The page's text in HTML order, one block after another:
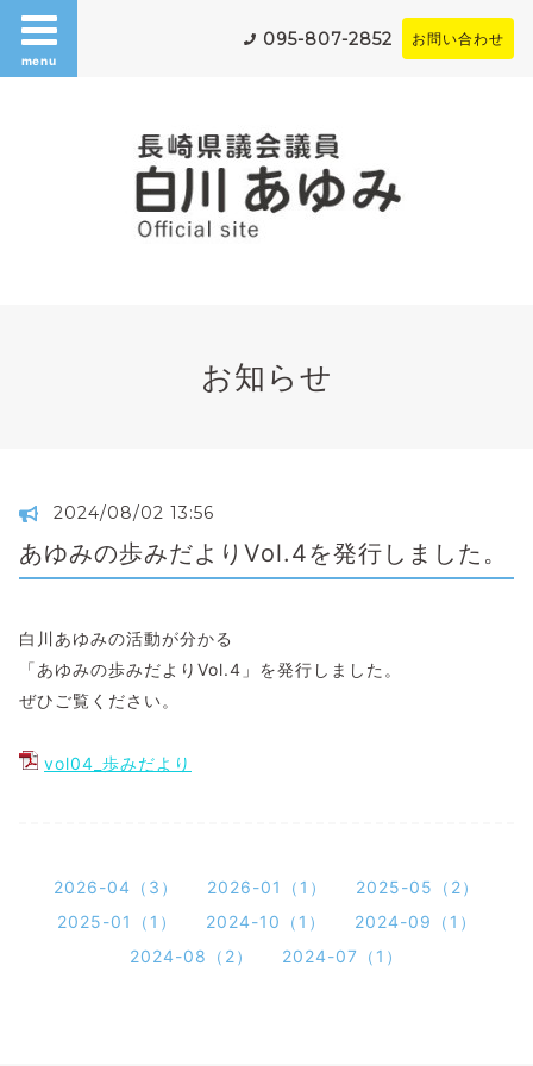
menu
095-807-2852 お問い合わせ
お知らせ
2024/08/02 13:56
あゆみの歩みだよりVol.4を発行しました。
白川あゆみの活動が分かる
「あゆみの歩みだよりVol.4」を発行しました。
ぜひご覧ください。
vol04_歩みだより
2026-04（3） 2026-01（1）
2025-05（2）
2025-01（1）
2024-10（1）
2024-09（1）
2024-08（2）
2024-07（1）